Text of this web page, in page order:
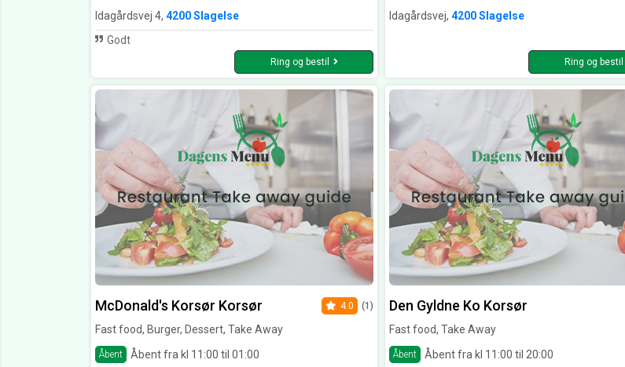
Idagårdsvej 4, 4200 Slagelse
Godt
Ring og bestil
Idagårdsvej, 4200 Slagelse
Ring og bestil
McDonald's Korsør Korsør
Fast food, Burger, Dessert, Take Away
Åbent Åbent fra kl 11:00 til 01:00
4.0 (1) Den Gyldne Ko Korsør
Fast food, Take Away
Åbent Åbent fra kl 11:00 til 20:00